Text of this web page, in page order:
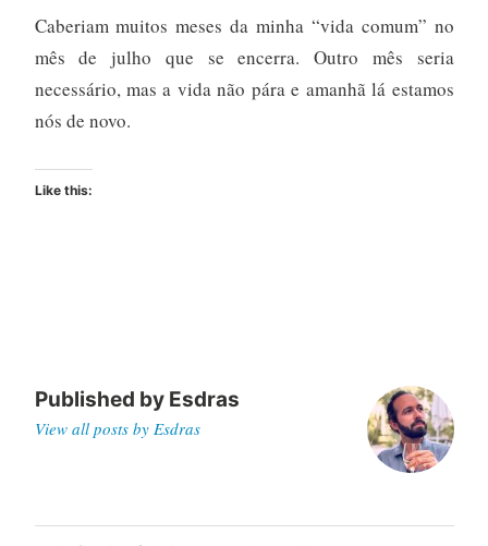
Caberiam muitos meses da minha “vida comum” no
mês de julho que se encerra. Outro mês seria
necessário, mas a vida não pára e amanhã lá estamos
nós de novo.
Like this:
Published by Esdras
View all posts by Esdras